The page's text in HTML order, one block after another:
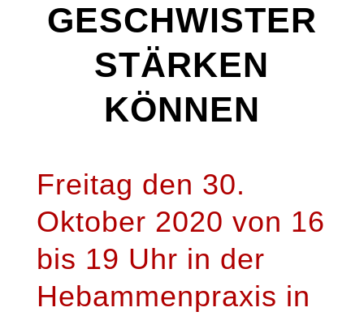
GESCHWISTER
STÄRKEN
KÖNNEN
Freitag den 30.
Oktober 2020 von 16
bis 19 Uhr in der
Hebammenpraxis in